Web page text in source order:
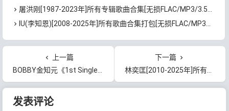
屠洪刚[1987-2023年]所有专辑歌曲合集[无损FLAC/MP3/3.51GB]百度云网盘下载
IU(李知恩)[2008-2025年]所有歌曲合集打包[无损FLAC/MP3/7.63GB]百度云网盘下载
上一篇
BOBBY金知元《1st Single ‘S.i.R’》[无损FLAC/MP3/94MB]百度云网盘下载
下一篇
林奕匡[2010-2025年]所有专辑歌曲合集[无损FLAC/MP3/2.13GB]百度云网盘下载
文章导航
发表评论